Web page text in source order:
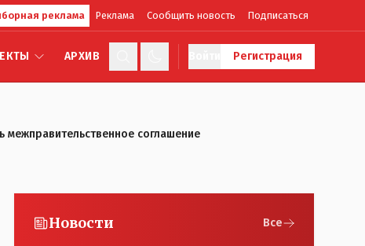
реклама Реклама Сообщить новость Подписаться
АРХИВ Регистрация
межправительственное соглашение
Новости Все